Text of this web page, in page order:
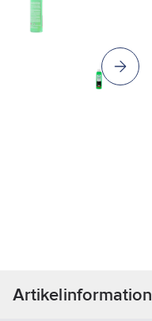
Artikelinformation